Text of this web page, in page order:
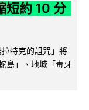
短約 10 分
特克的詛咒」將
島」、地城「毒牙